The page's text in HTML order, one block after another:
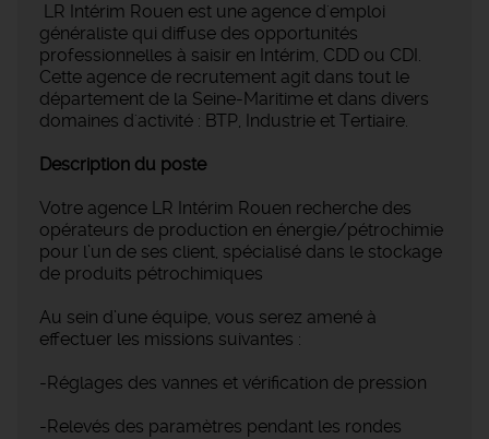
LR Intérim Rouen est une agence d'emploi
généraliste qui diffuse des opportunités
professionnelles à saisir en Intérim, CDD ou CDI.
Cette agence de recrutement agit dans tout le
département de la Seine-Maritime et dans divers
domaines d'activité : BTP, Industrie et Tertiaire.
Description du poste
Votre agence LR Intérim Rouen recherche des
opérateurs de production en énergie/pétrochimie
pour l’un de ses client, spécialisé dans le stockage
de produits pétrochimiques
Au sein d’une équipe, vous serez amené à
effectuer les missions suivantes :
-Réglages des vannes et vérification de pression
-Relevés des paramètres pendant les rondes